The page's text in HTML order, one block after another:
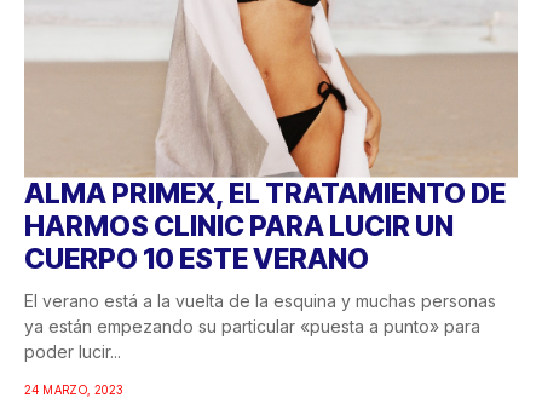
ALMA PRIMEX, EL TRATAMIENTO DE
HARMOS CLINIC PARA LUCIR UN
CUERPO 10 ESTE VERANO
El verano está a la vuelta de la esquina y muchas personas
ya están empezando su particular «puesta a punto» para
poder lucir...
24 MARZO, 2023